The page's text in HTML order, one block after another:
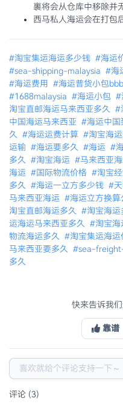
裹将会从仓库中移除并
西马私人海运会在打包
#淘宝集运海运多少钱 #海运
#sea-shipping-malaysia #海
#海运费用
#海运普货小包bbb
#1688malaysia #海运小包 #
淘宝直邮海运马来西亚多久 #
中国海运马来西亚 #海运中国
久 #海运运费计算 #淘宝海
运输 #海运要多久 #海运 #
多久 #淘宝海运 #马来西亚
海运 #国际物流价格 #淘宝
多久 #海运一立方多少钱 #
马来西亚海运 #海运立方换算
淘宝直邮海运多久 #淘宝海运
运海运马来西亚多久 #淘宝海
物流海运多久 #淘宝集运海运
马来西亚要多久 #sea-
多久
快来告诉我
靠谱
评论 (3)